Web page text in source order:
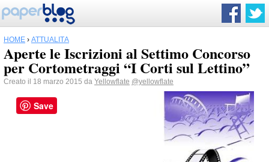
HOME › ATTUALITÀ
Aperte le Iscrizioni al Settimo Concorso
per Cortometraggi “I Corti sul Lettino”
Creato il 18 marzo 2015 da Yellowflate @yellowflate
Save